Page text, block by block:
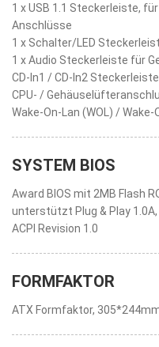
1 x USB 1.1 Steckerleiste,
Anschlüsse
1 x Schalter/LED
1 x Audio Steckerleiste für
CD-In1 / CD-In2 Steckerleiste
CPU- /
Wake-On-Lan (WOL) /
SYSTEM BIOS
Award BIOS mit 2MB Flash
unterstützt Plug & Play 1.0A,
ACPI Revision 1.0
FORMFAKTOR
ATX Formfaktor,